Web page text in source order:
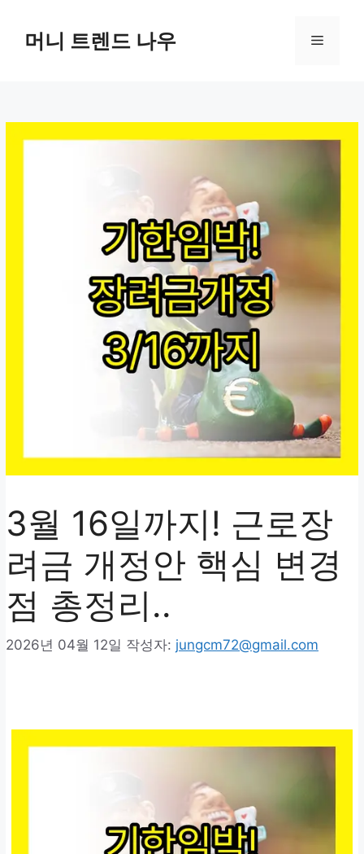
머니 트렌드 나우 메
3월 16일까지! 근로장
려금 개정안 핵심 변경
점 총정리..
2026년 04월 12일 작성자: jungcm72@gmail.com